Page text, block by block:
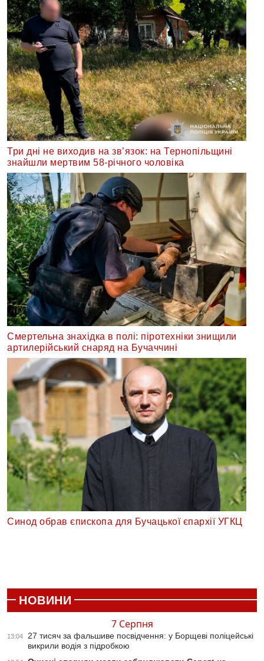
Три дні не виходив на зв’язок: на Тернопільщині
знайшли мертвим 58-річного чоловіка
Смертельна знахідка в полі: піротехніки знищили
артилерійський снаряд на Бучаччині
Синод обрав єпископа для Бучацької єпархії УГКЦ
НОВИНИ
7 Серпня
13:04
27 тисяч за фальшиве посвідчення: у Борщеві поліцейські
викрили водія з підробкою